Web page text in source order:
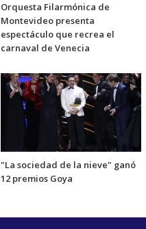
Orquesta Filarmónica de
Montevideo presenta
espectáculo que recrea el
carnaval de Venecia
"La sociedad de la nieve" ganó
12 premios Goya